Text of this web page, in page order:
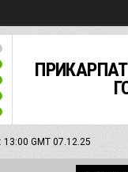
13:00 GMT 07.12.25